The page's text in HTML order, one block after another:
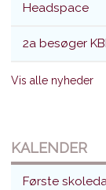
Headspace
2a besøger
Vis alle nyheder
KALENDER
Første